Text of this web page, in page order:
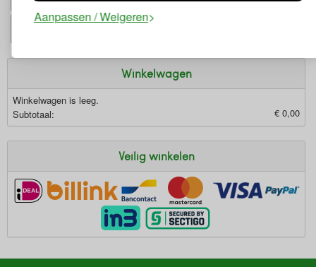
Aanpassen / Weigeren
Gerelateerde producten
Winkelwagen
Winkelwagen is leeg.
Subtotaal:
€ 0,00
Veilig winkelen